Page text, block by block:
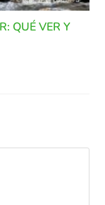
QUÉ VER Y